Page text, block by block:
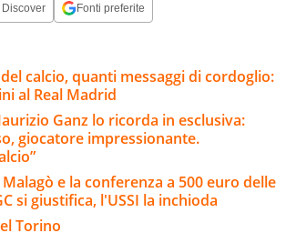
Fonti preferite
calcio, quanti messaggi di cordoglio:
al Real Madrid
Ganz lo ricorda in esclusiva:
giocatore impressionante.
e la conferenza a 500 euro delle
si giustifica, l'USSI la inchioda
Torino